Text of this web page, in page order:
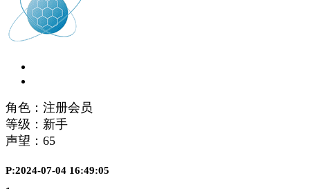
角色：注册会员
等级：新手
声望： 65
P:2024-07-04 16:49:05